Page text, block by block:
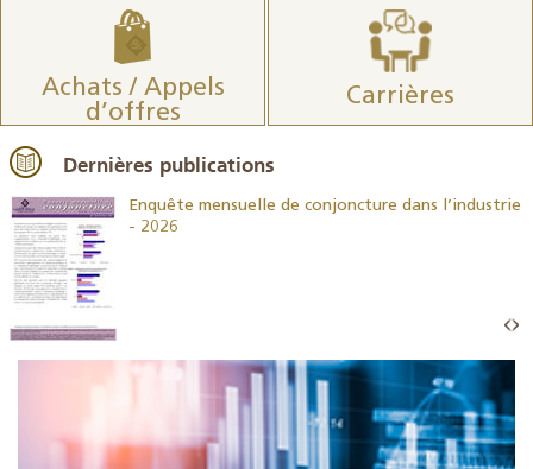
Achats / Appels
d’offres
Carrières
Dernières publications
Enquête mensuelle de conjoncture dans l’industrie
- 2026